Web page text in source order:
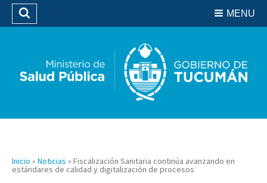
Biblioteca
MENU
Buscar
Inicio » Noticias » Fiscalización Sanitaria continúa avanzando en
estándares de calidad y digitalización de procesos